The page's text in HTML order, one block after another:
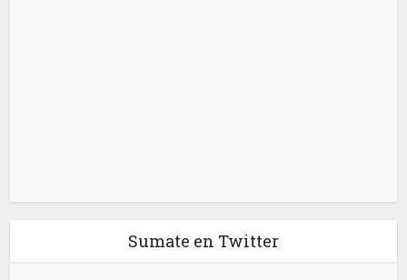
Sumate en Twitter